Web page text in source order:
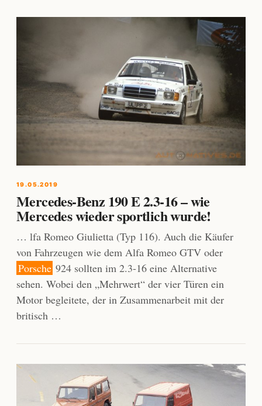
19.05.2019
Mercedes-Benz 190 E 2.3-16 – wie
Mercedes wieder sportlich wurde!
… lfa Romeo Giulietta (Typ 116). Auch die Käufer
von Fahrzeugen wie dem Alfa Romeo GTV oder
Porsche 924 sollten im 2.3-16 eine Alternative
sehen. Wobei den „Mehrwert“ der vier Türen ein
Motor begleitete, der in Zusammenarbeit mit der
britisch …